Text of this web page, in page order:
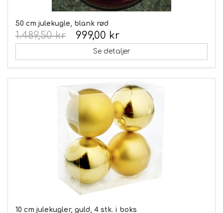
50 cm julekugle, blank rød
999,00 kr
1.489,50 kr
Se detaljer
10 cm julekugler, guld, 4 stk. i boks